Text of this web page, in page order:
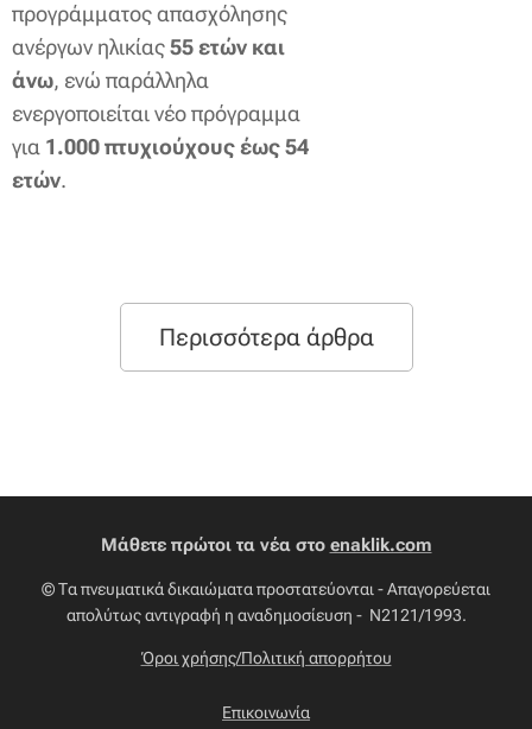
προγράμματος απασχόλησης
ανέργων ηλικίας55 ετών και
άνω, ενώ παράλληλα
ενεργοποιείται νέο πρόγραμμα
για 1.000 πτυχιούχους έως 54
ετών.
Περισσότερα άρθρα
Μάθετε πρώτοι τα νέα στο enaklik.com
© Τα πνευματικά δικαιώματα προστατεύονται - Απαγορεύεται
απολύτως αντιγραφή η αναδημοσίευση - Ν2121/1993.
Όροι χρήσης/Πολιτική απορρήτου
Επικοινωνία